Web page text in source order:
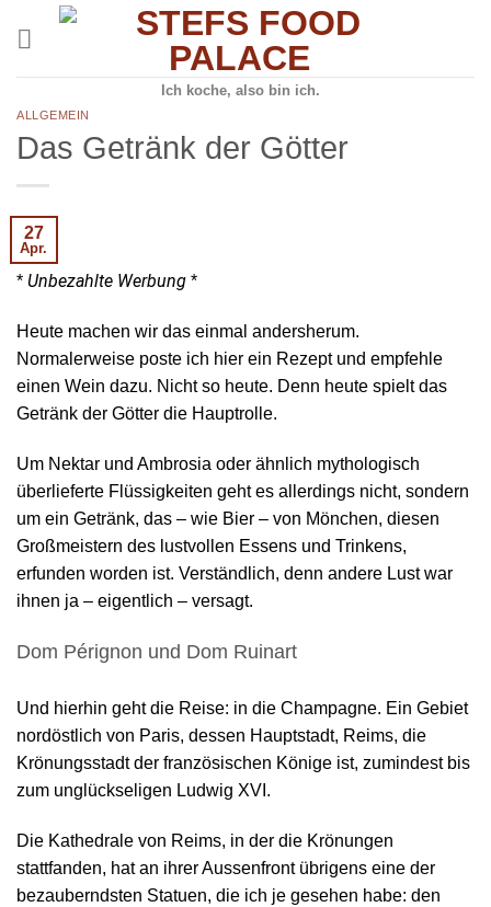
Ich koche, also bin ich.
ALLGEMEIN
Das Getränk der Götter
27
Apr.
* Unbezahlte Werbung *
Heute machen wir das einmal andersherum.
Normalerweise poste ich hier ein Rezept und empfehle
einen Wein dazu. Nicht so heute. Denn heute spielt das
Getränk der Götter die Hauptrolle.
Um Nektar und Ambrosia oder ähnlich mythologisch
überlieferte Flüssigkeiten geht es allerdings nicht, sondern
um ein Getränk, das – wie Bier – von Mönchen, diesen
Großmeistern des lustvollen Essens und Trinkens,
erfunden worden ist. Verständlich, denn andere Lust war
ihnen ja – eigentlich – versagt.
Dom Pérignon und Dom Ruinart
Und hierhin geht die Reise: in die Champagne. Ein Gebiet
nordöstlich von Paris, dessen Hauptstadt, Reims, die
Krönungsstadt der französischen Könige ist, zumindest bis
zum unglückseligen Ludwig XVI.
Die Kathedrale von Reims, in der die Krönungen
stattfanden, hat an ihrer Aussenfront übrigens eine der
bezauberndsten Statuen, die ich je gesehen habe: den